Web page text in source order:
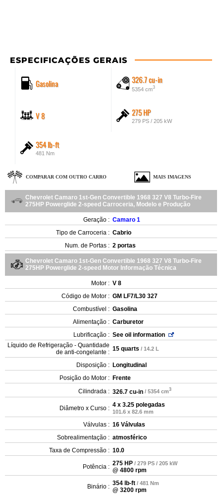
ESPECIFICAÇÕES GERAIS
Gasolina 326.7 cu-in
5354 cm3
V 8 275 HP
279 PS / 205 kW
354 lb-ft
481 Nm
COMPARAR COM OUTRO CARRO MAIS IMAGENS
Chevrolet Camaro 1st-Gen Convertible 1968 327 V8 Turbo-Fire
275HP Powerglide 2-speed Carroceria, Modelo e Produção
Geração : Camaro 1
Tipo de Carroceria : Cabrio
Num. de Portas : 2 portas
Chevrolet Camaro 1st-Gen Convertible 1968 327 V8 Turbo-Fire
275HP Powerglide 2-speed Motor Informação Técnica
Motor : V 8
Código de Motor : GM LF7/L30 327
Combustível : Gasolina
Alimentação : Carburetor
Lubrificação : See oil information
Líquido de Refrigeração - Quantidade
de anti-congelante : 15 quarts / 14.2 L
Disposição : Longitudinal
Posição do Motor : Frente
Cilindrada : 326.7 cu-in / 5354 cm3
Diâmetro x Curso : 4 x 3.25 polegadas
101.6 x 82.6 mm
Válvulas : 16 Válvulas
Sobrealimentação : atmosférico
Taxa de Compressão : 10.0
Potência : 275 HP / 279 PS / 205 kW
@ 4800 rpm
Binário : 354 lb-ft / 481 Nm
@ 3200 rpm